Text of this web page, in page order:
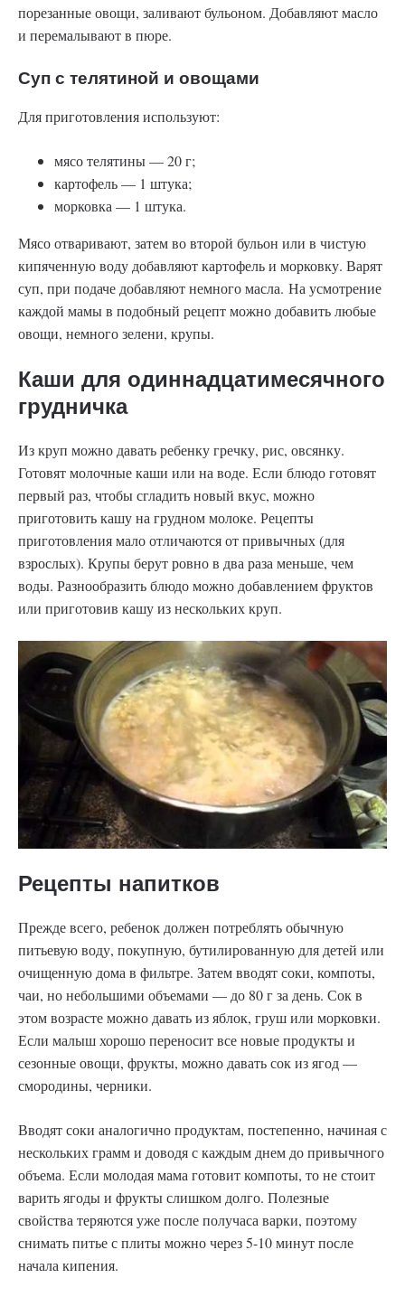
порезанные овощи, заливают бульоном. Добавляют масло
и перемалывают в пюре.
Суп с телятиной и овощами
Для приготовления используют:
мясо телятины — 20 г;
картофель — 1 штука;
морковка — 1 штука.
Мясо отваривают, затем во второй бульон или в чистую
кипяченную воду добавляют картофель и морковку. Варят
суп, при подаче добавляют немного масла. На усмотрение
каждой мамы в подобный рецепт можно добавить любые
овощи, немного зелени, крупы.
Каши для одиннадцатимесячного
грудничка
Из круп можно давать ребенку гречку, рис, овсянку.
Готовят молочные каши или на воде. Если блюдо готовят
первый раз, чтобы сгладить новый вкус, можно
приготовить кашу на грудном молоке. Рецепты
приготовления мало отличаются от привычных (для
взрослых). Крупы берут ровно в два раза меньше, чем
воды. Разнообразить блюдо можно добавлением фруктов
или приготовив кашу из нескольких круп.
Рецепты напитков
Прежде всего, ребенок должен потреблять обычную
питьевую воду, покупную, бутилированную для детей или
очищенную дома в фильтре. Затем вводят соки, компоты,
чаи, но небольшими объемами — до 80 г за день. Сок в
этом возрасте можно давать из яблок, груш или морковки.
Если малыш хорошо переносит все новые продукты и
сезонные овощи, фрукты, можно давать сок из ягод —
смородины, черники.
Вводят соки аналогично продуктам, постепенно, начиная с
нескольких грамм и доводя с каждым днем до привычного
объема. Если молодая мама готовит компоты, то не стоит
варить ягоды и фрукты слишком долго. Полезные
свойства теряются уже после получаса варки, поэтому
снимать питье с плиты можно через 5-10 минут после
начала кипения.